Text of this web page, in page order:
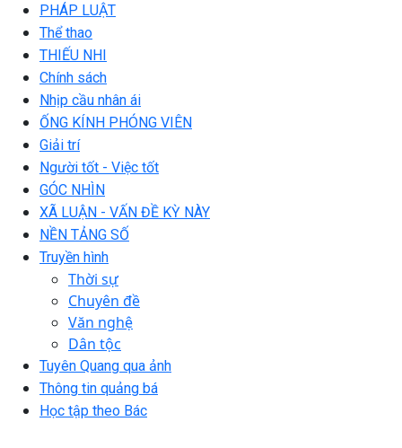
PHÁP LUẬT
Thể thao
THIẾU NHI
Chính sách
Nhịp cầu nhân ái
ỐNG KÍNH PHÓNG VIÊN
Giải trí
Người tốt - Việc tốt
GÓC NHÌN
XÃ LUẬN - VẤN ĐỀ KỲ NÀY
NỀN TẢNG SỐ
Truyền hình
Thời sự
Chuyên đề
Văn nghệ
Dân tộc
Tuyên Quang qua ảnh
Thông tin quảng bá
Học tập theo Bác